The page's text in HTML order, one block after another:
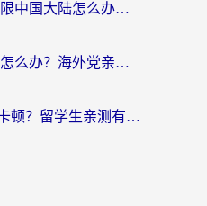
酷我由于版权保护仅限中国大陆怎么办？海外党亲测有效的解锁指南
狼人杀国外地区限制怎么办？海外党亲测有效的全场景回国加速指南
海外看CCTV视频总卡顿？留学生亲测有效的回国加速器选择指南